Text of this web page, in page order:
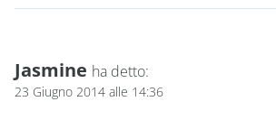
Jasmine ha detto:
23 Giugno 2014 alle 14:36